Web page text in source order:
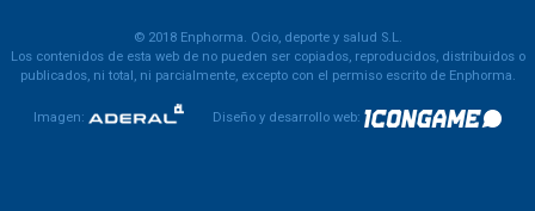
© 2018 Enphorma. Ocio, deporte y salud S.L.
Los contenidos de esta web de no pueden ser copiados, reproducidos, distribuidos o
publicados, ni total, ni parcialmente, excepto con el permiso escrito de Enphorma.
Imagen: Diseño y desarrollo web: